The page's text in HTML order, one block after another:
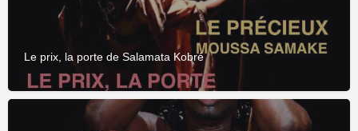
Le prix, la porte de Salamata Kobré